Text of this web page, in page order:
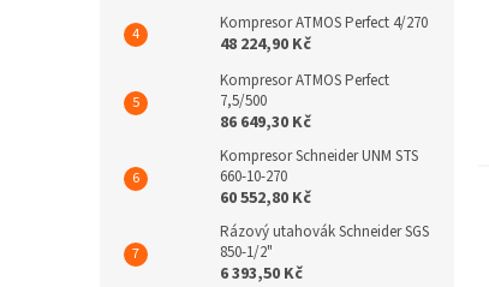
Kompresor ATMOS Perfect 4/270
48 224,90 Kč
Kompresor ATMOS Perfect
7,5/500
86 649,30 Kč
Kompresor Schneider UNM STS
660-10-270
60 552,80 Kč
Rázový utahovák Schneider SGS
850-1/2"
6 393,50 Kč